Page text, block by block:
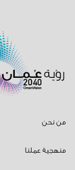
من نحن
منهجية عملنا